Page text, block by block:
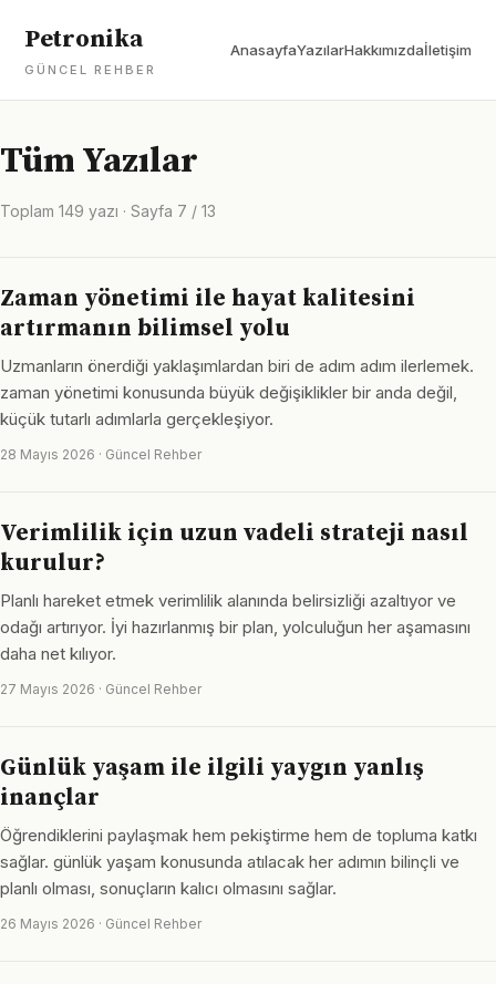
Petronika
GÜNCEL REHBER
AnasayfaYazılarHakkımızdaİletişim
Tüm Yazılar
Toplam 149 yazı · Sayfa 7 / 13
Zaman yönetimi ile hayat kalitesini
artırmanın bilimsel yolu
Uzmanların önerdiği yaklaşımlardan biri de adım adım ilerlemek.
zaman yönetimi konusunda büyük değişiklikler bir anda değil,
küçük tutarlı adımlarla gerçekleşiyor.
28 Mayıs 2026 · Güncel Rehber
Verimlilik için uzun vadeli strateji nasıl
kurulur?
Planlı hareket etmek verimlilik alanında belirsizliği azaltıyor ve
odağı artırıyor. İyi hazırlanmış bir plan, yolculuğun her aşamasını
daha net kılıyor.
27 Mayıs 2026 · Güncel Rehber
Günlük yaşam ile ilgili yaygın yanlış
inançlar
Öğrendiklerini paylaşmak hem pekiştirme hem de topluma katkı
sağlar. günlük yaşam konusunda atılacak her adımın bilinçli ve
planlı olması, sonuçların kalıcı olmasını sağlar.
26 Mayıs 2026 · Güncel Rehber